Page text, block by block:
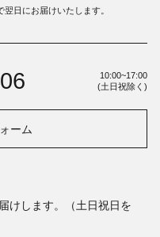
日にお届けいたします。
10:00~17:00
(土日祝除く)
ーム
けします。（土日祝日を